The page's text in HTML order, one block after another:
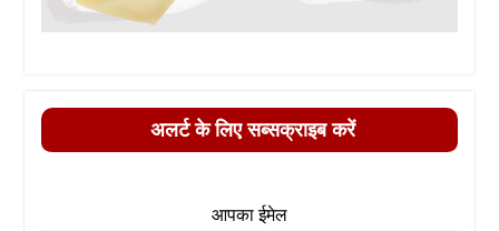
अलर्ट के लिए सब्सक्राइब करें
आपका ईमेल